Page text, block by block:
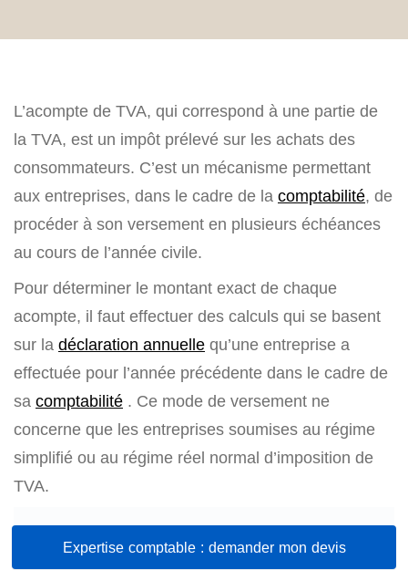
L’acompte de TVA, qui correspond à une partie de
la TVA, est un impôt prélevé sur les achats des
consommateurs. C’est un mécanisme permettant
aux entreprises, dans le cadre de la comptabilité, de
procéder à son versement en plusieurs échéances
au cours de l’année civile.
Pour déterminer le montant exact de chaque
acompte, il faut effectuer des calculs qui se basent
sur la déclaration annuelle qu’une entreprise a
effectuée pour l’année précédente dans le cadre de
sa comptabilité . Ce mode de versement ne
concerne que les entreprises soumises au régime
simplifié ou au régime réel normal d’imposition de
TVA.
Expertise comptable : demander mon devis